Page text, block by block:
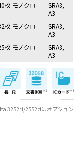
枚 モノクロ
SRA3,
A3
枚 モノクロ
SRA3,
A3
枚 モノクロ
SRA3,
A3
3252ci/2552ciはオプション